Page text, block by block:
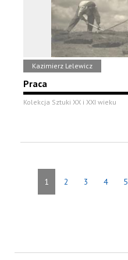
Kazimierz Lelewicz
Praca
Kolekcja Sztuki XX i XXI wieku
1 2 3 4 5